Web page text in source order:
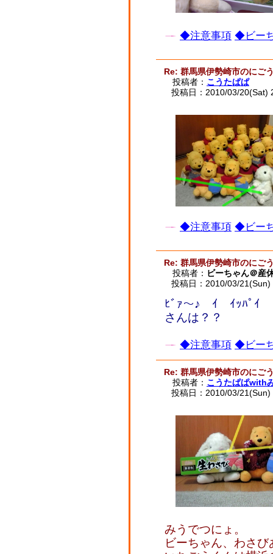
◆注意事項 ◆ビー
Re: 群馬県伊勢崎市のにご
投稿者： こうたぱぱ
投稿日：2010/03/20(Sat)
◆注意事項 ◆ビー
Re: 群馬県伊勢崎市のにご
投稿者： ビーちゃん＠産
投稿日：2010/03/
ﾋﾞｧ～♪ ｲ ｲｯﾊﾟｲ ﾄ
さんは？？
◆注意事項 ◆ビー
Re: 群馬県伊勢崎市のにご
投稿者： こうたぱぱwith
投稿日：2010/03/
みうでつにょ。
ビーちゃん、わさ